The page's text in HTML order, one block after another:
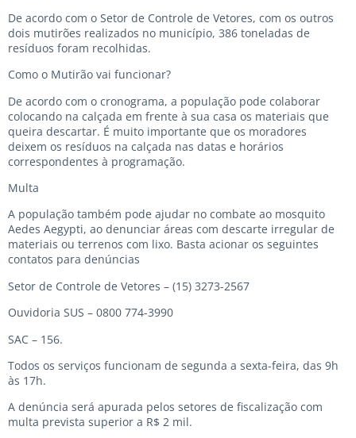
De acordo com o Setor de Controle de Vetores, com os outros
dois mutirões realizados no município, 386 toneladas de
resíduos foram recolhidas.
Como o Mutirão vai funcionar?
De acordo com o cronograma, a população pode colaborar
colocando na calçada em frente à sua casa os materiais que
queira descartar. É muito importante que os moradores
deixem os resíduos na calçada nas datas e horários
correspondentes à programação.
Multa
A população também pode ajudar no combate ao mosquito
Aedes Aegypti, ao denunciar áreas com descarte irregular de
materiais ou terrenos com lixo. Basta acionar os seguintes
contatos para denúncias
Setor de Controle de Vetores – (15) 3273-2567
Ouvidoria SUS – 0800 774-3990
SAC – 156.
Todos os serviços funcionam de segunda a sexta-feira, das 9h
às 17h.
A denúncia será apurada pelos setores de fiscalização com
multa prevista superior a R$ 2 mil.